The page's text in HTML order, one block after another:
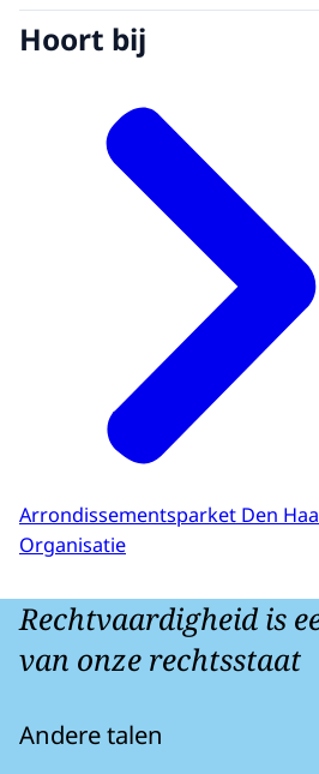
Hoort bij
Arrondissementsparket Den
Organisatie
Rechtvaardigheid is
van onze rechtsstaat
Andere talen